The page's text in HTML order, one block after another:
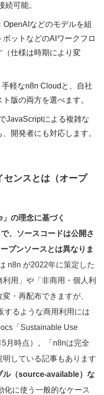
続可能。
OpenAIなどのモデルを組
ットなどのAIワークフロ
（仕様は時期により変
手軽なn8n Cloudと、自社
版の両方を選べます。
JavaScriptによる複雑な
開発者にも対応します。
ンスとは（オープ
の理念に基づく
、ソースコードは公開さ
プンソースとは異なりま
n8n が2022年に策定した
用」や「非商用・個人利
・再配布できますが、
するような商用利用には
「Sustainable Use
月時点）。「n8nは完全
している記事もあります
ル（source-available）な
化に使う一般的なケース